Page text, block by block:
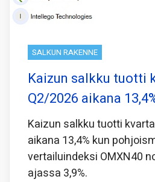
SALKUN RAKENNE
Kaizun salkku tuotti
Q2/2026 aikana
Kaizun salkku tuotti
aikana 13,4% kun
vertailuindeksi OMXN40
ajassa 3,9%.